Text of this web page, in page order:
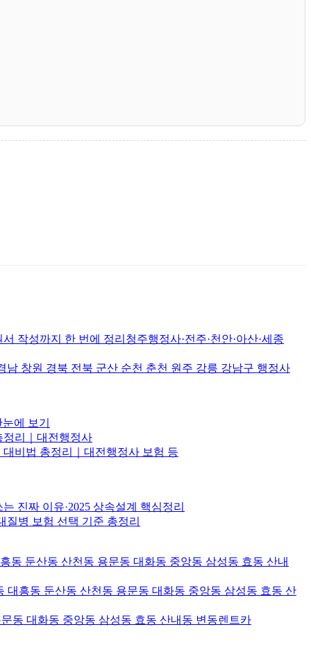
작성까지 한 번에 정리청주행정사·전주·천안·아산·세종
창원 경북 전북 군산 순천 춘천 원주 강릉 강남구 행정사
에 보기
정리｜대전행정사
대비법 총정리｜대전행정사 보험 등
진짜 이유·2025 상속설계 핵심정리
질병 보험 선택 기준 총정리
동 둔산동 산천동 용문동 대화동 중앙동 삼성동 효동 산내
흥동 둔산동 산천동 용문동 대화동 중앙동 삼성동 효동 산
동 대화동 중앙동 삼성동 효동 산내동 변동렌트카